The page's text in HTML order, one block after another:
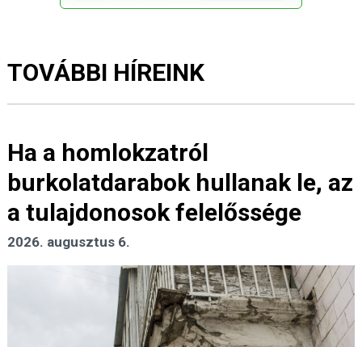
TOVÁBBI HÍREINK
Ha a homlokzatról
burkolatdarabok hullanak le, az
a tulajdonosok felelőssége
2026. augusztus 6.